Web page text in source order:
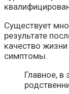
Существует
результате
качество
симптомы.
Главное, в